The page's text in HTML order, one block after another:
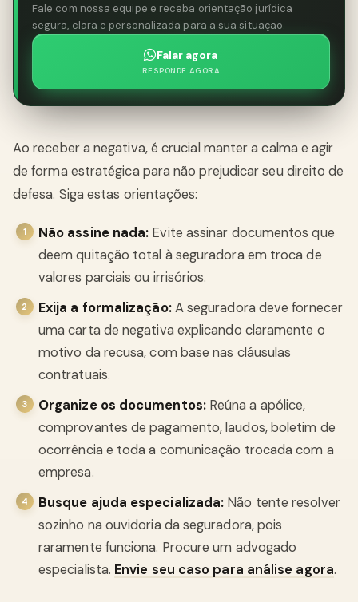
Fale com nossa equipe e receba orientação jurídica
segura, clara e personalizada para a sua situação.
Falar agora
RESPONDE AGORA
Ao receber a negativa, é crucial manter a calma e agir
de forma estratégica para não prejudicar seu direito de
defesa. Siga estas orientações:
Não assine nada: Evite assinar documentos que
deem quitação total à seguradora em troca de
valores parciais ou irrisórios.
Exija a formalização:A seguradora deve fornecer
uma carta de negativa explicando claramente o
motivo da recusa, com base nas cláusulas
contratuais.
Organize os documentos:Reúna a apólice,
comprovantes de pagamento, laudos, boletim de
ocorrência e toda a comunicação trocada com a
empresa.
Busque ajuda especializada: Não tente resolver
sozinho na ouvidoria da seguradora, pois
raramente funciona. Procure um advogado
especialista. Envie seu caso para análise agora.